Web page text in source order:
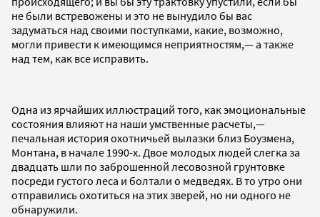
не были встревожены и это не вынудило бы вас
задуматься над своими поступками, какие, возможно,
могли привести к имеющимся неприятностям,— а также
над тем, как все исправить.
Одна из ярчайших иллюстраций того, как эмоциональные
состояния влияют на наши умственные расчеты,—
печальная история охотничьей вылазки близ Боузмена,
Монтана, в начале 1990-х. Двое молодых людей слегка за
двадцать шли по заброшенной лесовозной грунтовке
посреди густого леса и болтали о медведях. В то утро они
отправились охотиться на этих зверей, но ни одного не
обнаружили.